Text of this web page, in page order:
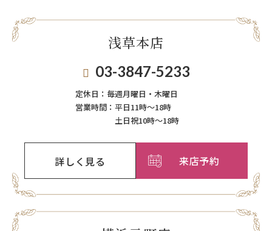
浅草本店
03-3847-5233
定休日： 毎週月曜日・木曜日
営業時間： 平日11時～18時
土日祝10時～18時
詳しく見る 来店予約